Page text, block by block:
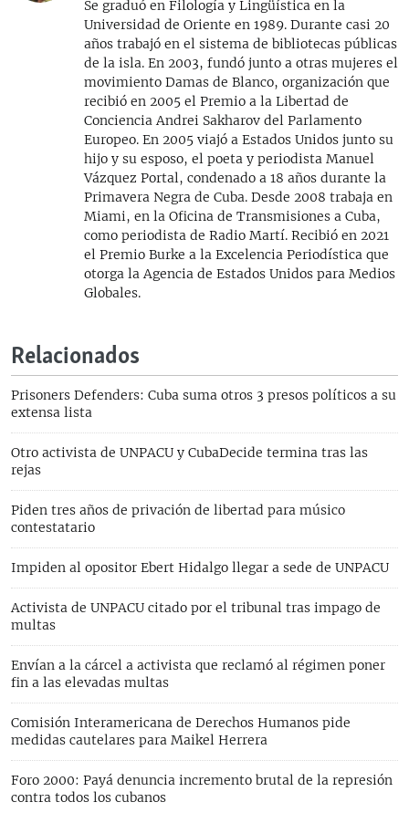
Se graduó en Filología y Lingüística en la
Universidad de Oriente en 1989. Durante casi 20
años trabajó en el sistema de bibliotecas públicas
de la isla. En 2003, fundó junto a otras mujeres el
movimiento Damas de Blanco, organización que
recibió en 2005 el Premio a la Libertad de
Conciencia Andrei Sakharov del Parlamento
Europeo. En 2005 viajó a Estados Unidos junto su
hijo y su esposo, el poeta y periodista Manuel
Vázquez Portal, condenado a 18 años durante la
Primavera Negra de Cuba. Desde 2008 trabaja en
Miami, en la Oficina de Transmisiones a Cuba,
como periodista de Radio Martí. Recibió en 2021
el Premio Burke a la Excelencia Periodística que
otorga la Agencia de Estados Unidos para Medios
Globales.
Relacionados
Prisoners Defenders: Cuba suma otros 3 presos políticos a su
extensa lista
Otro activista de UNPACU y CubaDecide termina tras las
rejas
Piden tres años de privación de libertad para músico
contestatario
Impiden al opositor Ebert Hidalgo llegar a sede de UNPACU
Activista de UNPACU citado por el tribunal tras impago de
multas
Envían a la cárcel a activista que reclamó al régimen poner
fin a las elevadas multas
Comisión Interamericana de Derechos Humanos pide
medidas cautelares para Maikel Herrera
Foro 2000: Payá denuncia incremento brutal de la represión
contra todos los cubanos